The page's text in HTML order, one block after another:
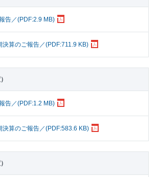
告／(PDF:2.9 MB)
決算のご報告／(PDF:711.9 KB)
告／(PDF:1.2 MB)
決算のご報告／(PDF:583.6 KB)